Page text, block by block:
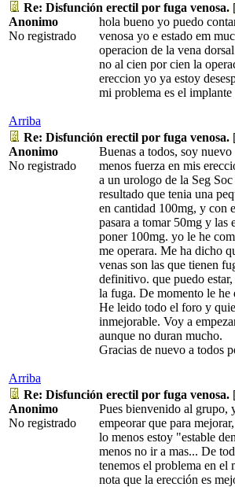
Re: Disfunción erectil por fuga venosa.
Anonimo
No registrado
hola bueno yo puedo
venosa yo e estado em
operacion de la vena
no al cien por cien la
ereccion yo ya estoy
mi problema es el
Arriba
Re: Disfunción erectil por fuga venosa.
Anonimo
No registrado
Buenas a todos, soy nuevo
menos fuerza en mis
a un urologo de la Seg
resultado que tenia una
en cantidad 100mg, y con
pasara a tomar 50mg y las
poner 100mg. yo le he
me operara. Me ha dicho
venas son las que tienen
definitivo. que puedo
la fuga. De momento le he
He leido todo el foro y
inmejorable. Voy a
aunque no duran mucho.
Gracias de nuevo a todos
Arriba
Re: Disfunción erectil por fuga venosa.
Anonimo
No registrado
Pues bienvenido al grupo,
empeorar que para
lo menos estoy "estable
menos no ir a mas... De
tenemos el problema en el
nota que la erección es